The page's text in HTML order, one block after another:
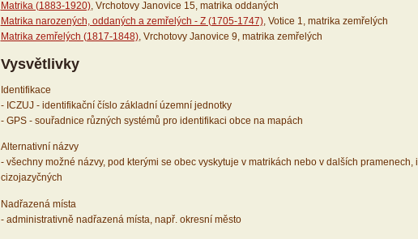
Matrika (1883-1920), Vrchotovy Janovice 15, matrika oddaných
Matrika narozených, oddaných a zemřelých - Z (1705-1747), Votice 1, matrika zemřelých
Matrika zemřelých (1817-1848), Vrchotovy Janovice 9, matrika zemřelých
Vysvětlivky
Identifikace
- ICZUJ - identifikační číslo základní územní jednotky
- GPS - souřadnice různých systémů pro identifikaci obce na mapách
Alternativní názvy
- všechny možné názvy, pod kterými se obec vyskytuje v matrikách nebo v dalších pramenech, i
cizojazyčných
Nadřazená místa
- administrativně nadřazená místa, např. okresní město